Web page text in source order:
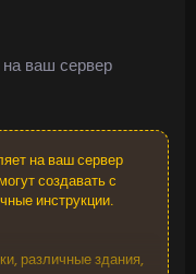
ваш сервер
на ваш сервер
создавать с
инструкции.
различные здания,